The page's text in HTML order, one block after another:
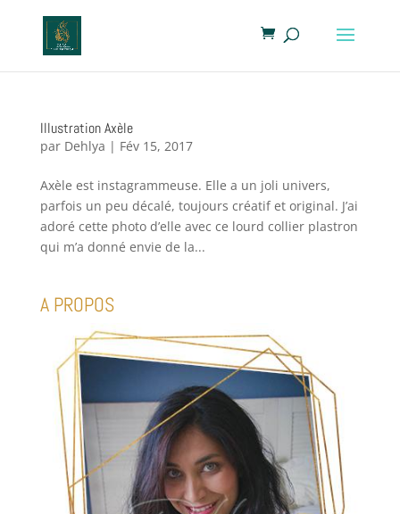
Illustration Axèle
par Dehlya | Fév 15, 2017
Axèle est instagrammeuse. Elle a un joli univers,
parfois un peu décalé, toujours créatif et original. J’ai
adoré cette photo d’elle avec ce lourd collier plastron
qui m’a donné envie de la...
A PROPOS